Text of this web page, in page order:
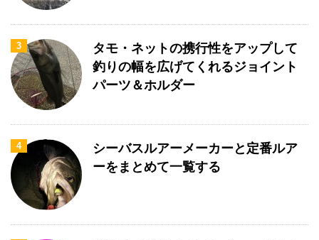
3
タモ・ネットの携行性をアップして
釣りの幅を広げてくれるジョイント
パーツ＆ホルダー
4
シーバスルアーメーカーと定番ルア
ーをまとめて一覧する